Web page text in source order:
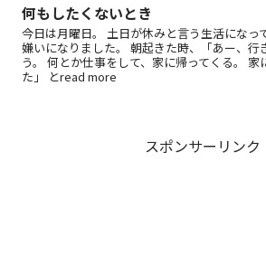
何もしたくないとき
今日は月曜日。 土日が休みと言う生活になっ
嫌いになりました。 朝起きた時、「あー、行
う。 何とか仕事をして、家に帰ってくる。
た」 とread more
スポンサーリンク